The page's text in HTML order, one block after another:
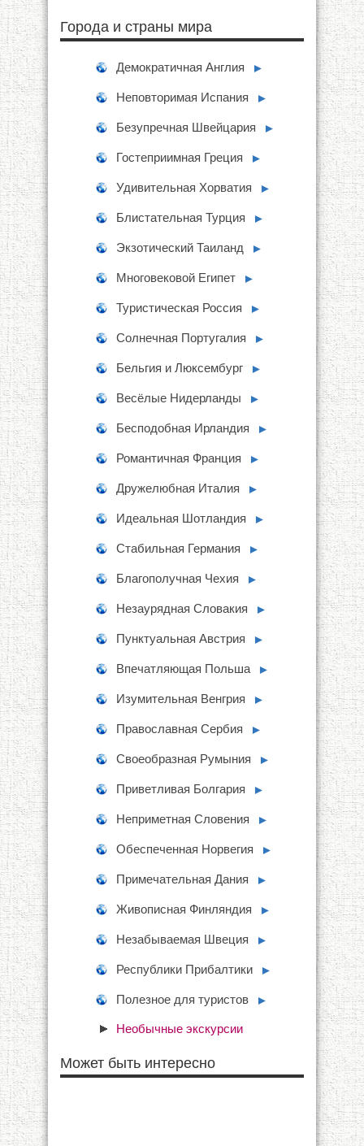
Города и страны мира
Демократичная Англия ►
Неповторимая Испания ►
Безупречная Швейцария ►
Гостеприимная Греция ►
Удивительная Хорватия ►
Блистательная Турция ►
Экзотический Таиланд ►
Многовековой Египет ►
Туристическая Россия ►
Солнечная Португалия ►
Бельгия и Люксембург ►
Весёлые Нидерланды ►
Бесподобная Ирландия ►
Романтичная Франция ►
Дружелюбная Италия ►
Идеальная Шотландия ►
Стабильная Германия ►
Благополучная Чехия ►
Незаурядная Словакия ►
Пунктуальная Австрия ►
Впечатляющая Польша ►
Изумительная Венгрия ►
Православная Сербия ►
Своеобразная Румыния ►
Приветливая Болгария ►
Неприметная Словения ►
Обеспеченная Норвегия ►
Примечательная Дания ►
Живописная Финляндия ►
Незабываемая Швеция ►
Республики Прибалтики ►
Полезное для туристов ►
Необычные экскурсии
Может быть интересно